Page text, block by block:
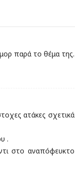
παρά το θέμα της.
ατάκες σχετικά
.
στο αναπόφευκτο